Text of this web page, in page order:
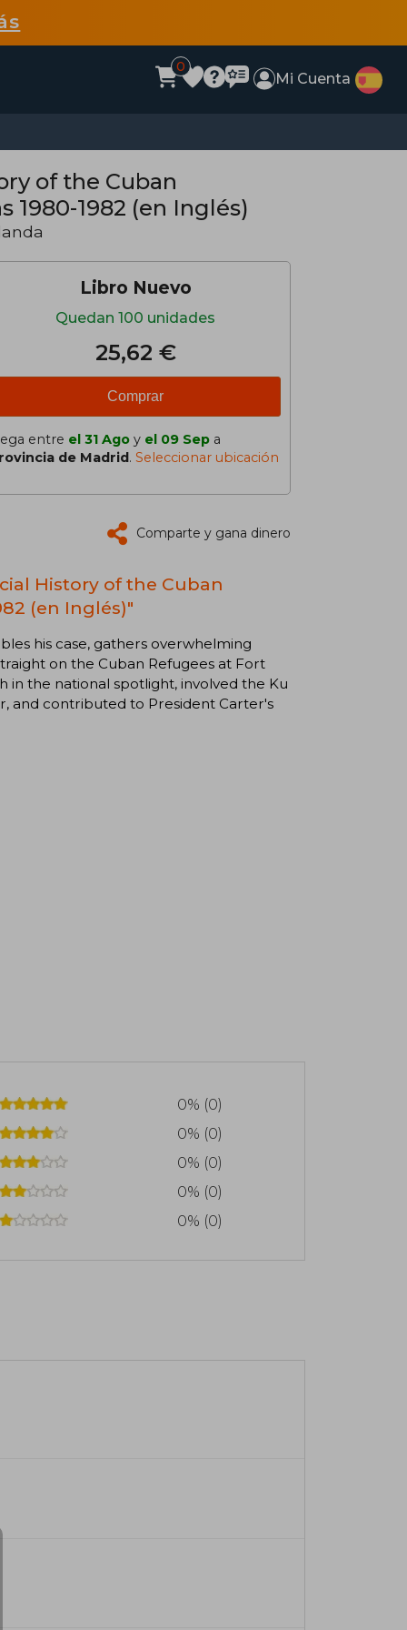
0
Mi Cuenta
of the Cuban
1980-1982 (en Inglés)
Libro Nuevo
Quedan 100 unidades
25,62 €
Comprar
entre el 31 Ago y el 09 Sep a
de Madrid. Seleccionar ubicación
Comparte y gana dinero
History of the Cuban
(en Inglés)"
his case, gathers overwhelming
on the Cuban Refugees at Fort
in the national spotlight, involved the Ku
and contributed to President Carter's
0% (0)
0% (0)
0% (0)
0% (0)
0% (0)